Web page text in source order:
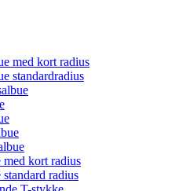
med kort radius
standardradius
kort radius
radius